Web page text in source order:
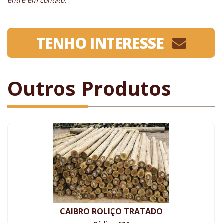
TENHO INTERESSE
Outros Produtos
CAIBRO ROLIÇO TRATADO